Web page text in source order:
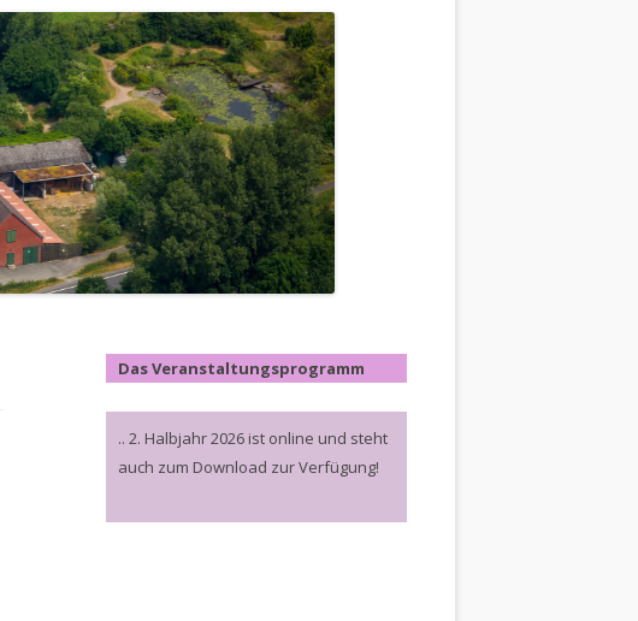
Das Veranstaltungsprogramm
.. 2. Halbjahr 2026 ist online und steht
auch zum Download zur Verfügung!